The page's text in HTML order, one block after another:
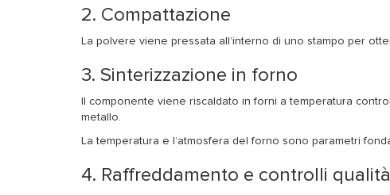
2. Compattazione
La polvere viene pressata all’interno di uno stampo per
3. Sinterizzazione in forno
Il componente viene riscaldato in forni a temperatura
metallo.
La temperatura e l’atmosfera del forno sono parametri
4. Raffreddamento e controlli qualità